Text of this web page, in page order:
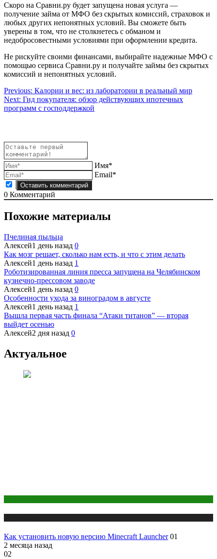
Скоро на Сравни.ру будет запущена новая услуга —
получение займа от МФО без скрытых комиссий, страховок и
любых других непонятных условий. Вы сможете быть
уверены в том, что не столкнетесь с обманом и
недобросовестными условиями при оформлении кредита.
Не рискуйте своими финансами, выбирайте надежные МФО с
помощью сервиса Сравни.ру и получайте займы без скрытых
комиссий и непонятных условий.
Навигация
по
Previous: Калории и вес: из лаборатории в реальный мир
Next: Гид покупателя: обзор действующих ипотечных
программ с господдержкой
Имя*
Email*
0 Комментарий
Похожие материалы
Пчелиная пыльца
Алексей1 день назад 0
Как мозг решает, сколько нам есть, и что с этим делать
Алексей1 день назад 1
Роботизированная линия пресса запущена на Челябинском
кузнечно-прессовом заводе
Алексей1 день назад 0
Особенности ухода за виноградом в августе
Алексей1 день назад 1
Вышла первая часть финала “Атаки титанов” — вторая
выйдет осенью
Алексей2 дня назад 0
Актуальное
Как установить новую версию Minecraft Launcher 01
2 месяца назад
02